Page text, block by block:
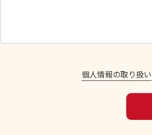
だ
個人情報の取り扱い